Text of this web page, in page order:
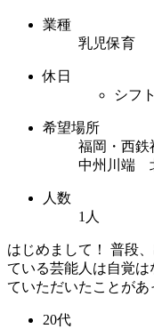
業種
乳児保育
休日
シフ
希望場所
福岡・西
中州川端
人数
1人
はじめまして！ 普段
ている芸能人は自覚
ていただいたことがあ
20代